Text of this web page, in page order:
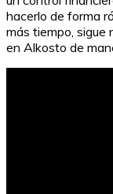
hacerlo de forma
más tiempo, sigue
en Alkosto de